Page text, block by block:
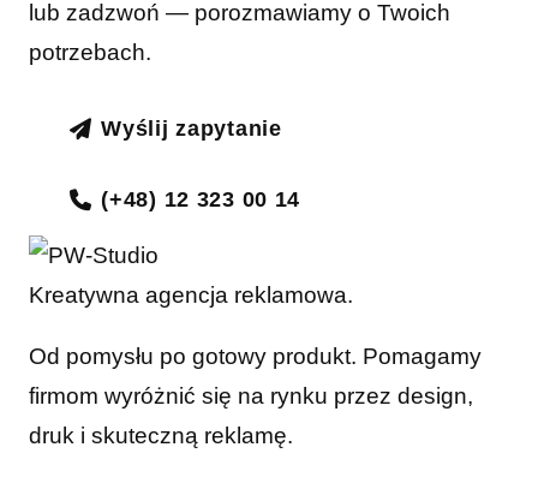
lub zadzwoń — porozmawiamy o Twoich
potrzebach.
Wyślij zapytanie
(+48) 12 323 00 14
Kreatywna agencja reklamowa.
Od pomysłu po gotowy produkt. Pomagamy
firmom wyróżnić się na rynku przez design,
druk i skuteczną reklamę.